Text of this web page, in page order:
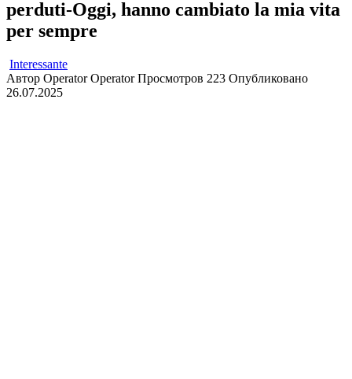
perduti-Oggi, hanno cambiato la mia vita
per sempre
Interessante
Автор Operator Operator Просмотров 223 Опубликовано
26.07.2025